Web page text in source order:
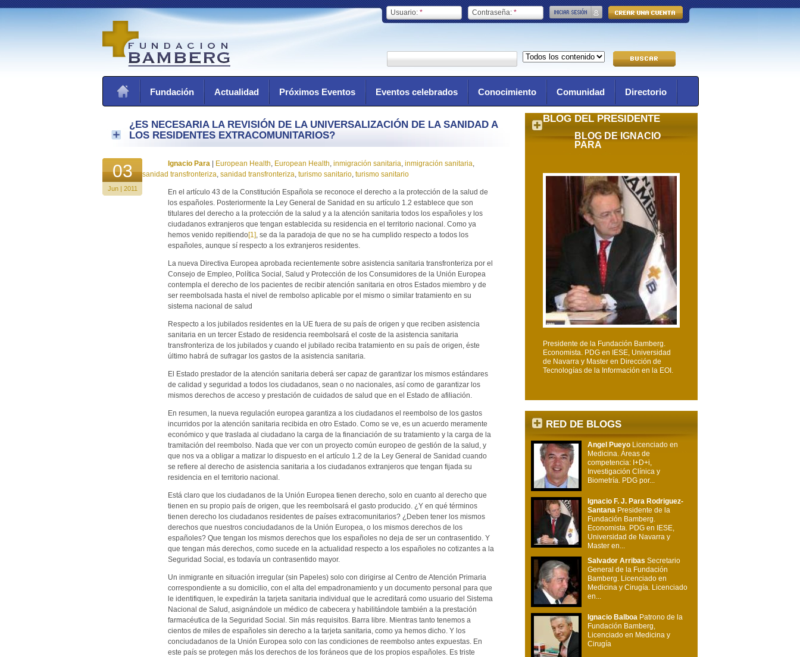
Usuario: * Contraseña: *
Fundación Actualidad Próximos Eventos Eventos celebrados Conocimiento Comunidad Directorio
BLOG DEL PRESIDENTE
BLOG DE IGNACIO
PARA
Presidente de la Fundación Bamberg.
Economista. PDG en IESE, Universidad
de Navarra y Master en Dirección de
Tecnologías de la Información en la EOI.
RED DE BLOGS
Angel Pueyo Licenciado en
Medicina. Áreas de
competencia: I+D+i,
Investigación Clínica y
Biometría. PDG por...
Ignacio F. J. Para Rodriguez-
Santana Presidente de la
Fundación Bamberg.
Economista. PDG en IESE,
Universidad de Navarra y
Master en...
Salvador Arribas Secretario
General de la Fundación
Bamberg. Licenciado en
Medicina y Cirugía. Licenciado
en...
Ignacio Balboa Patrono de la
Fundación Bamberg,
Licenciado en Medicina y
Cirugía
¿ES NECESARIA LA REVISIÓN DE LA UNIVERSALIZACIÓN DE LA SANIDAD A
LOS RESIDENTES EXTRACOMUNITARIOS?
03
Jun | 2011
Ignacio Para | European Health European Health inmigración sanitaria inmigración sanitaria
sanidad transfronteriza sanidad transfronteriza turismo sanitario turismo sanitario
En el artículo 43 de la Constitución Española se reconoce el derecho a la protección de la salud de
los españoles. Posteriormente la Ley General de Sanidad en su artículo 1.2 establece que son
titulares del derecho a la protección de la salud y a la atención sanitaria todos los españoles y los
ciudadanos extranjeros que tengan establecida su residencia en el territorio nacional. Como ya
hemos venido repitiendo[1] , se da la paradoja de que no se ha cumplido respecto a todos los
españoles, aunque sí respecto a los extranjeros residentes.
La nueva Directiva Europea aprobada recientemente sobre asistencia sanitaria transfronteriza por el
Consejo de Empleo, Política Social, Salud y Protección de los Consumidores de la Unión Europea
contempla el derecho de los pacientes de recibir atención sanitaria en otros Estados miembro y de
ser reembolsada hasta el nivel de rembolso aplicable por el mismo o similar tratamiento en su
sistema nacional de salud
Respecto a los jubilados residentes en la UE fuera de su país de origen y que reciben asistencia
sanitaria en un tercer Estado de residencia reembolsará el coste de la asistencia sanitaria
transfronteriza de los jubilados y cuando el jubilado reciba tratamiento en su país de origen, éste
último habrá de sufragar los gastos de la asistencia sanitaria.
El Estado prestador de la atención sanitaria deberá ser capaz de garantizar los mismos estándares
de calidad y seguridad a todos los ciudadanos, sean o no nacionales, así como de garantizar los
mismos derechos de acceso y prestación de cuidados de salud que en el Estado de afiliación.
En resumen, la nueva regulación europea garantiza a los ciudadanos el reembolso de los gastos
incurridos por la atención sanitaria recibida en otro Estado. Como se ve, es un acuerdo meramente
económico y que traslada al ciudadano la carga de la financiación de su tratamiento y la carga de la
tramitación del reembolso. Nada que ver con un proyecto común europeo de gestión de la salud, y
que nos va a obligar a matizar lo dispuesto en el artículo 1.2 de la Ley General de Sanidad cuando
se refiere al derecho de asistencia sanitaria a los ciudadanos extranjeros que tengan fijada su
residencia en el territorio nacional.
Está claro que los ciudadanos de la Unión Europea tienen derecho, solo en cuanto al derecho que
tienen en su propio país de origen, que les reembolsará el gasto producido. ¿Y en qué términos
tienen derecho los ciudadanos residentes de países extracomunitarios? ¿Deben tener los mismos
derechos que nuestros conciudadanos de la Unión Europea, o los mismos derechos de los
españoles? Que tengan los mismos derechos que los españoles no deja de ser un contrasentido. Y
que tengan más derechos, como sucede en la actualidad respecto a los españoles no cotizantes a la
Seguridad Social, es todavía un contrasentido mayor.
Un inmigrante en situación irregular (sin Papeles) solo con dirigirse al Centro de Atención Primaria
correspondiente a su domicilio, con el alta del empadronamiento y un documento personal para que
le identifiquen, le expedirán la tarjeta sanitaria individual que le acreditará como usuario del Sistema
Nacional de Salud, asignándole un médico de cabecera y habilitándole también a la prestación
farmacéutica de la Seguridad Social. Sin más requisitos. Barra libre. Mientras tanto tenemos a
cientos de miles de españoles sin derecho a la tarjeta sanitaria, como ya hemos dicho. Y los
conciudadanos de la Unión Europea solo con las condiciones de reembolso antes expuestas. En
este país se protegen más los derechos de los foráneos que de los propios españoles. Es triste